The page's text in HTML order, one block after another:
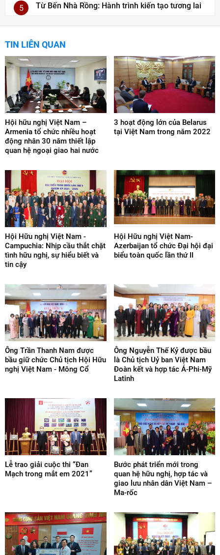
5 Từ Bến Nhà Rồng: Hành trình kiến tạo tương lai
TIN LIÊN QUAN
Hội hữu nghị Việt Nam –
Armenia tổ chức nhiều hoạt
động nhân 30 năm thiết lập
quan hệ ngoại giao hai nước
3 hoạt động lớn của Belarus
tại Việt Nam trong năm 2022
Hội Hữu nghị Việt Nam -
Campuchia: Nhịp cầu thắt chặt
tình hữu nghị, sự hiểu biết và
tin cậy
Hội Hữu nghị Việt Nam-
Azerbaijan tổ chức Đại hội đại
biểu toàn quốc lần thứ II
Ông Trần Thanh Nam được
bầu giữ chức Chủ tịch Hội Hữu
nghị Việt Nam - Mông Cổ
Ông Nguyễn Thế Kỷ được bầu
là Chủ tịch Uỷ ban Việt Nam
Đoàn kết và hợp tác Á-Phi-Mỹ
Latinh
Lễ trao giải cuộc thi “Đan
Mạch trong mắt em 2021”
Bước phát triển mới trong
quan hệ hữu nghị, hợp tác và
giao lưu nhân dân Việt Nam –
Ma-rốc